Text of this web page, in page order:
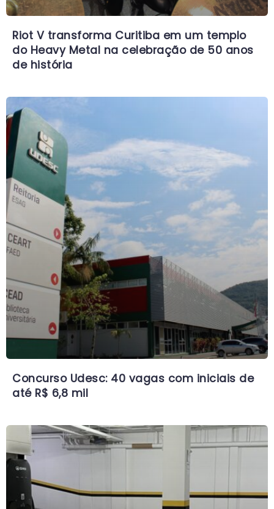
Riot V transforma Curitiba em um templo
do Heavy Metal na celebração de 50 anos
de história
Concurso Udesc: 40 vagas com iniciais de
até R$ 6,8 mil